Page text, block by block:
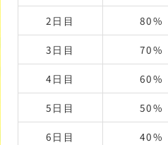
2日目 80%
3日目 70%
4日目 60%
5日目 50%
6日目 40%